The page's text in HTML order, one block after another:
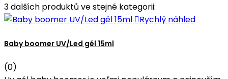
3 dalších produktů ve stejné kategorii:
Rychlý náhled
Baby boomer UV/Led gél 15ml
(0)